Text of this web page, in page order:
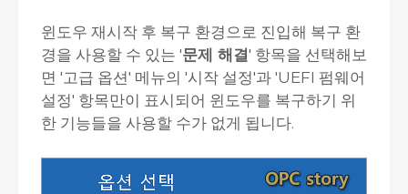
윈도우 재시작 후 복구 환경으로 진입해 복구 환
경을 사용할 수 있는 '문제 해결' 항목을 선택해보
면 '고급 옵션' 메뉴의 '시작 설정'과 'UEFI 펌웨어
설정' 항목만이 표시되어 윈도우를 복구하기 위
한 기능들을 사용할 수가 없게 됩니다.